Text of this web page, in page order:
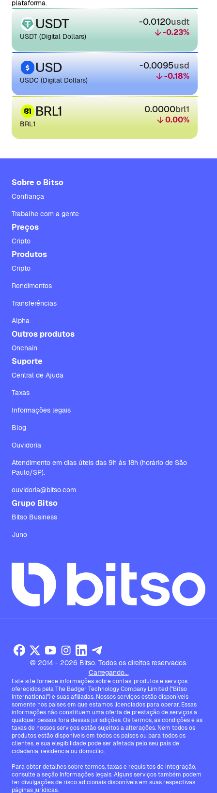
plataforma.
USDT
USDT (Digital Dollars)
-0.0120usdt
-0.23%
USD
USDC (Digital Dollars)
-0.0095usd
-0.18%
BRL1
BRL1
0.0000brl1
0.00%
Sobre o Bitso
Confiança
Trabalhe com a gente
Preços
Cripto
Produtos
Cripto
Rendimentos
Transferências
Alpha
Outros produtos
Onchain
Suporte
Central de Ajuda
Taxas
Informações legais
Blog
Ouvidoria
Atendimento em dias úteis das 9h às 18h (horário de São
Paulo/SP).
ouvidoria@bitso.com
Grupo Bitso
Bitso Business
Juno
© 2014 - 2026 Bitso. Todos os direitos reservados.
Carregando...
Este site fornece informações sobre contas, produtos e serviços
oferecidos pela The Badger Technology Company Limited ("Bitso
International") e suas afiliadas. Nossos serviços estão disponíveis
somente nos países em que estamos licenciados para operar. Essas
informações não constituem uma oferta de prestação de serviços a
qualquer pessoa fora dessas jurisdições. Os termos, as condições e as
taxas de nossos serviços estão sujeitos a alterações. Nem todos os
produtos estão disponíveis em todos os países ou para todos os
clientes, e sua elegibilidade pode ser afetada pelo seu país de
cidadania, residência ou domicílio.
Para obter detalhes sobre termos, taxas e requisitos de integração,
consulte a seção Informações legais. Alguns serviços também podem
ter divulgações de risco adicionais disponíveis em suas respectivas
páginas jurídicas.